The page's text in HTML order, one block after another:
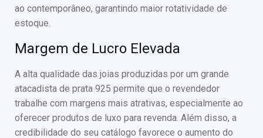
ao contemporâneo, garantindo maior rotatividade de
estoque.
Margem de Lucro Elevada
A alta qualidade das joias produzidas por um grande
atacadista de prata 925 permite que o revendedor
trabalhe com margens mais atrativas, especialmente ao
oferecer produtos de luxo para revenda. Além disso, a
credibilidade do seu catálogo favorece o aumento do